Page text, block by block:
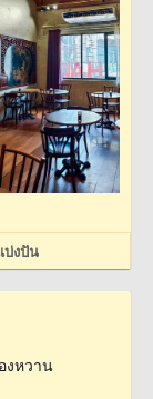
บ่งปัน
งหวาน